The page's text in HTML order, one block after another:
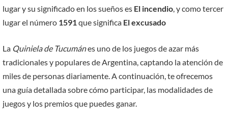
lugar y su significado en los sueños es El incendio , y como tercer
lugar el número 1591 que significa El excusado
La Quiniela de Tucumánes uno de los juegos de azar más
tradicionales y populares de Argentina, captando la atención de
miles de personas diariamente. A continuación, te ofrecemos
una guía detallada sobre cómo participar, las modalidades de
juegos y los premios que puedes ganar.